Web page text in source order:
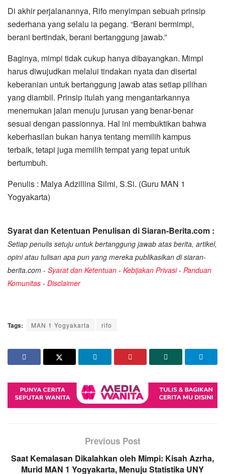
Di akhir perjalanannya, Rifo menyimpan sebuah prinsip
sederhana yang selalu ia pegang. “Berani bermimpi,
berani bertindak, berani bertanggung jawab.”
Baginya, mimpi tidak cukup hanya dibayangkan. Mimpi
harus diwujudkan melalui tindakan nyata dan disertai
keberanian untuk bertanggung jawab atas setiap pilihan
yang diambil. Prinsip itulah yang mengantarkannya
menemukan jalan menuju jurusan yang benar-benar
sesuai dengan passionnya. Hal ini membuktikan bahwa
keberhasilan bukan hanya tentang memilih kampus
terbaik, tetapi juga memilih tempat yang tepat untuk
bertumbuh.
Penulis : Malya Adzillina Silmi, S.Si. (Guru MAN 1
Yogyakarta)
Syarat dan Ketentuan Penulisan di Siaran-Berita.com :
Setiap penulis setuju untuk bertanggung jawab atas berita, artikel,
opini atau tulisan apa pun yang mereka publikasikan di siaran-
berita.com - Syarat dan Ketentuan - Kebijakan Privasi- Panduan
Komunitas - Disclaimer
Tags: MAN 1 Yogyakarta rifo
Previous Post
Saat Kemalasan Dikalahkan oleh Mimpi: Kisah Azrha,
Murid MAN 1 Yogyakarta, Menuju Statistika UNY